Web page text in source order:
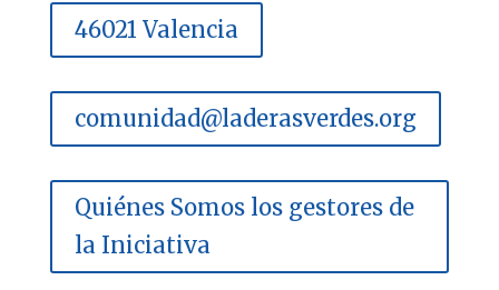
46021 Valencia
comunidad@laderasverdes.org
Quiénes Somos los gestores de
la Iniciativa